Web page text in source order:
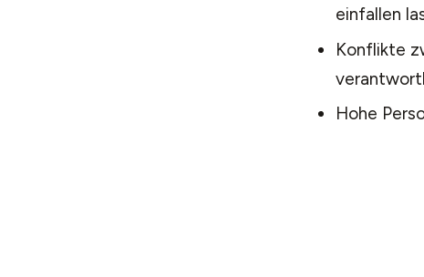
einfallen
Konflikte
Hohe